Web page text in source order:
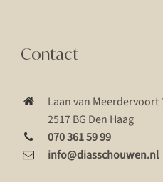
Contact
Laan van Meerdervoort
2517 BG Den Haag
070 361 59 99
info@diasschouwen.nl